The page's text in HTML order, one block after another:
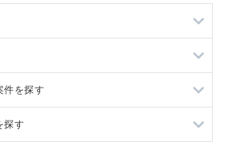
件の案件一覧
却物件の案件一覧
却物件の案件一覧
抜き売却物件の案件一覧
き売却物件の案件一覧
件を探す
抜き売却物件の案件一覧
探す